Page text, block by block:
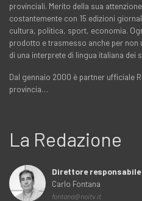
provinciali. Merito della sua
costantemente con 15 edizioni
cultura, politica, sport, economia.
prodotto e trasmesso anche per non
di una interprete di lingua italiana dei
Dal gennaio 2000 è partner ufficiale
provincia…
La Redazione
Direttore responsabile
Carlo Fontana
fontana@noitv.it